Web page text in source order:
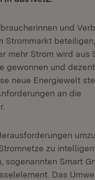
und
Strommarkt
mehr Strom wird aus
gewonnen und
neue Energiewelt
an die
zu
sogenannten Smart
Das